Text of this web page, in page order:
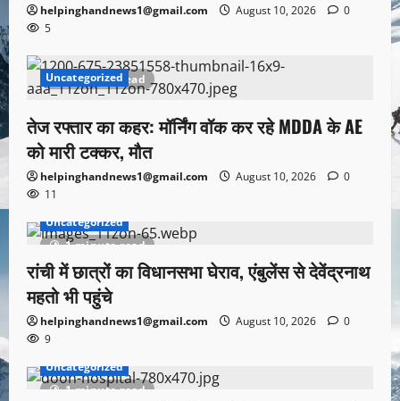
helpinghandnews1@gmail.com August 10, 2026
0
5
1 minute read
Uncategorized
तेज रफ्तार का कहर: मॉर्निंग वॉक कर रहे MDDA के AE
को मारी टक्कर, मौत
helpinghandnews1@gmail.com August 10, 2026
0
11
1 minute read
Uncategorized
रांची में छात्रों का विधानसभा घेराव, एंबुलेंस से देवेंद्रनाथ
महतो भी पहुंचे
helpinghandnews1@gmail.com August 10, 2026
0
9
1 minute read
Uncategorized